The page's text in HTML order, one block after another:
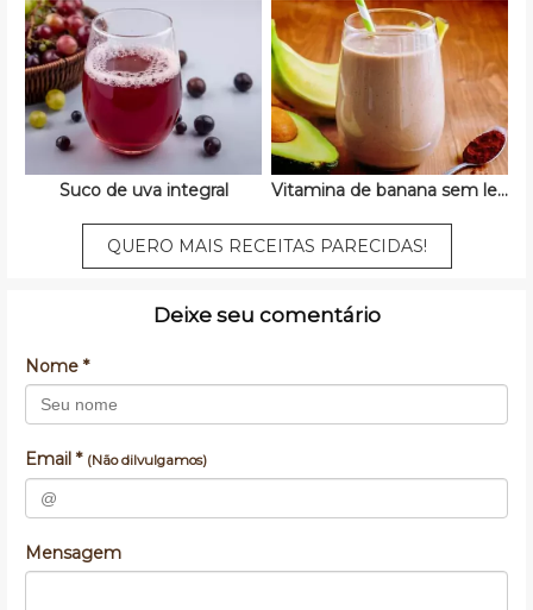
Suco de uva integral Vitamina de banana sem leite
QUERO MAIS RECEITAS PARECIDAS!
Deixe seu comentário
Nome *
Email * (Não dilvulgamos)
Mensagem